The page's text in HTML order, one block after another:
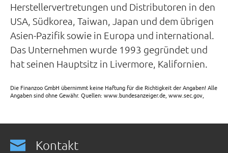
Herstellervertretungen und Distributoren in den
USA, Südkorea, Taiwan, Japan und dem übrigen
Asien-Pazifik sowie in Europa und international.
Das Unternehmen wurde 1993 gegründet und
hat seinen Hauptsitz in Livermore, Kalifornien.
Die Finanzoo GmbH übernimmt keine Haftung für die Richtigkeit der Angaben! Alle
Angaben sind ohne Gewähr. Quellen: www.bundesanzeiger.de, www.sec.gov,
Kontakt